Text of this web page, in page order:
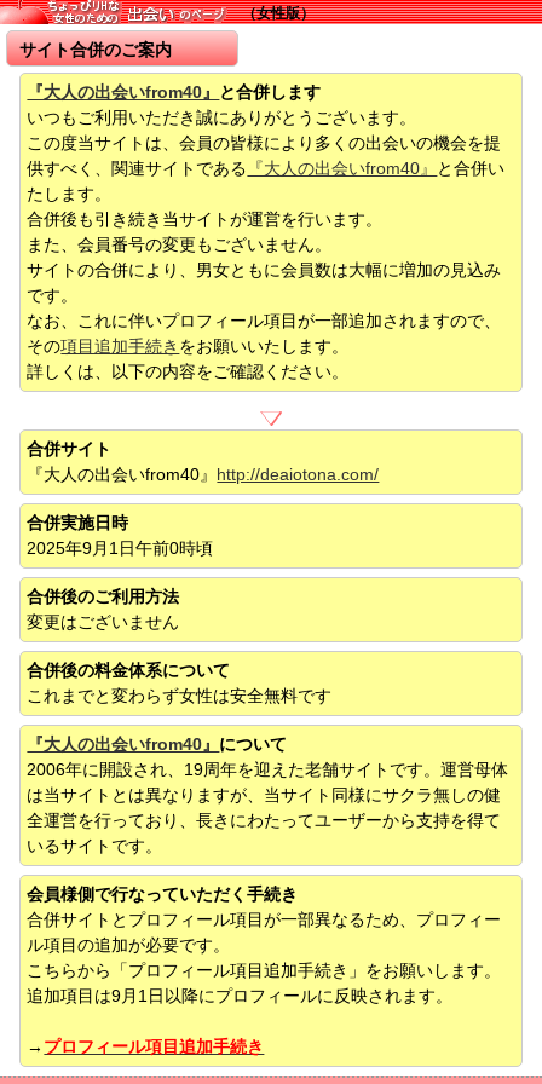
（女性版）
サイト合併のご案内
『大人の出会いfrom40』 と合併します
いつもご利用いただき誠にありがとうございます。
この度当サイトは、会員の皆様により多くの出会いの機会を提
供すべく、関連サイトである 『大人の出会いfrom40』 と合併い
たします。
合併後も引き続き当サイトが運営を行います。
また、会員番号の変更もございません。
サイトの合併により、男女ともに会員数は大幅に増加の見込み
です。
なお、これに伴いプロフィール項目が一部追加されますので、
その項目追加手続き をお願いいたします。
詳しくは、以下の内容をご確認ください。
合併サイト
『大人の出会いfrom40』 http://deaiotona.com/
合併実施日時
2025年9月1日午前0時頃
合併後のご利用方法
変更はございません
合併後の料金体系について
これまでと変わらず女性は安全無料です
『大人の出会いfrom40』 について
2006年に開設され、19周年を迎えた老舗サイトです。運営母体
は当サイトとは異なりますが、当サイト同様にサクラ無しの健
全運営を行っており、長きにわたってユーザーから支持を得て
いるサイトです。
会員様側で行なっていただく手続き
合併サイトとプロフィール項目が一部異なるため、プロフィー
ル項目の追加が必要です。
こちらから「プロフィール項目追加手続き」をお願いします。
追加項目は9月1日以降にプロフィールに反映されます。
→ プロフィール項目追加手続き